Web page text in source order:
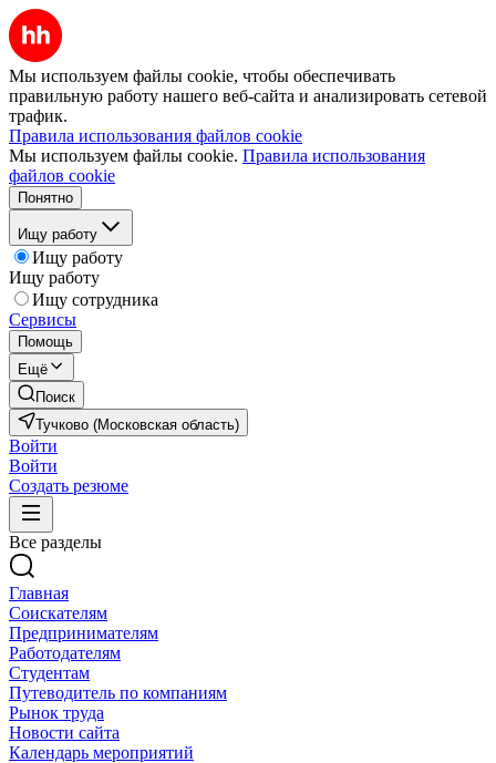
Мы используем файлы cookie, чтобы обеспечивать
правильную работу нашего веб-сайта и анализировать сетевой
трафик.
Правила использования файлов cookie
Мы используем файлы cookie. Правила использования
файлов cookie
Понятно
Ищу работу
Ищу работу
Ищу работу
Ищу сотрудника
Сервисы
Помощь
Ещё
Поиск
Тучково (Московская область)
Войти
Войти
Создать резюме
Все разделы
Главная
Соискателям
Предпринимателям
Работодателям
Студентам
Путеводитель по компаниям
Рынок труда
Новости сайта
Календарь мероприятий